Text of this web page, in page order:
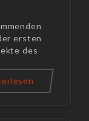
ersten
des